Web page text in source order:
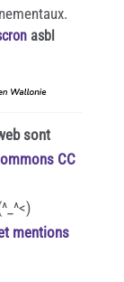
asbl
sont
CC
mentions